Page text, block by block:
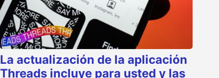
La actualización de la aplicación
Threads incluye para usted y las